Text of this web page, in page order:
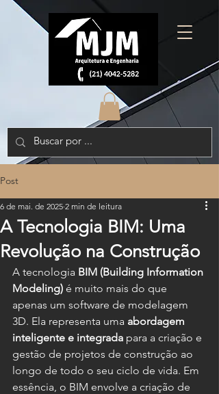
Post
A Tecnologia BIM: Uma
Revolução na Construção
6 de mai. de 2025 2 min de leitura
A tecnologia BIM (Building Information
Modeling) é muito mais do que
apenas um software de modelagem
3D. Ela representa uma abordagem
inteligente e integrada para a criação e
gestão de projetos de construção ao
longo de todo o seu ciclo de vida. Em
essência, o BIM envolve a criação de